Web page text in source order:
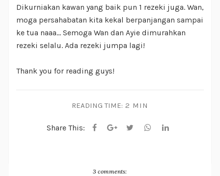
Dikurniakan kawan yang baik pun 1 rezeki juga. Wan,
moga persahabatan kita kekal berpanjangan sampai
ke tua naaa... Semoga Wan dan Ayie dimurahkan
rezeki selalu. Ada rezeki jumpa lagi!
Thank you for reading guys!
READING TIME: 2 MIN
Share This:
3 comments: